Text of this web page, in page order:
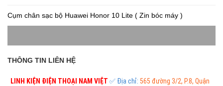
Cụm chân sạc bộ Huawei Honor 10 Lite ( Zin bóc máy )
THÔNG TIN LIÊN HỆ
LINH KIỆN ĐIỆN THOẠI NAM VIỆT ✅ Địa chỉ: 565 đường 3/2, P.8, Quận